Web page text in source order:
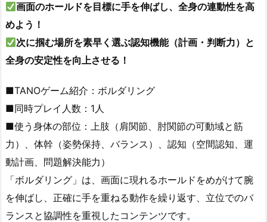
画面のホールドを目標に手を伸ばし、全身の連動性を高
めよう！
次に掴む場所を素早く選ぶ認知機能（計画・判断力）と
全身の安定性を向上させる！
■TANOゲーム紹介：ボルダリング
■同時プレイ人数：1人
■使う身体の部位：上肢（肩関節、肘関節の可動域と筋
力）、体幹（姿勢保持、バランス）、認知（空間認知、運
動計画、問題解決能力）
「ボルダリング」は、画面に現れるホールドをめがけて腕
を伸ばし、正確に手を重ねる動作を繰り返す、立位でのバ
ランスと協調性を重視したコンテンツです。